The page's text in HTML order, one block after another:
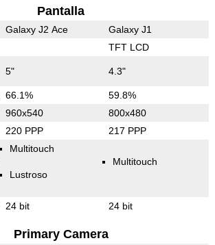
Pantalla
Galaxy J2 Ace Galaxy J1
TFT LCD
5" 4.3"
66.1% 59.8%
960x540 800x480
220 PPP 217 PPP
Multitouch
Lustroso
Multitouch
24 bit 24 bit
Primary Camera